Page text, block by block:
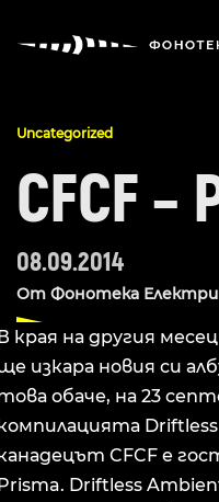
Uncategorized
CFCF –
08.09.2014
От Фонотека
края на другия
изкара новия си
обаче, на 23
CFCF е
Driftless